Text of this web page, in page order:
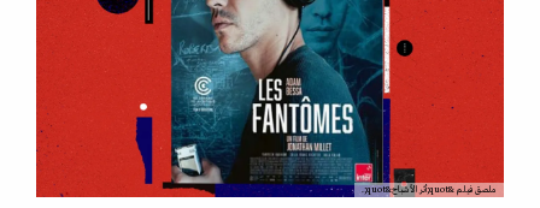
ملصق فيلم &quot;أثر الأشباح&quot;.